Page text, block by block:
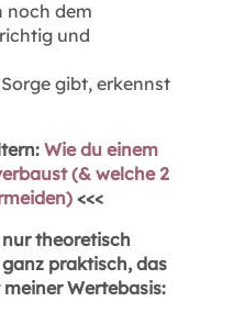
noch dem
und
gibt, erkennst
Wie du einem
(& welche 2
<<<
theoretisch
praktisch, das
Wertebasis: